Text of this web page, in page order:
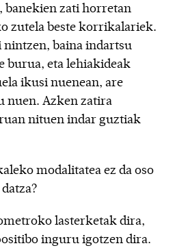
banekien zati horretan
zutela beste korrikalariek.
nintzen, baina indartsu
burua, eta lehiakideak
ikusi nuenean, are
nuen. Azken zatira
nituen indar guztiak
modalitatea ez da oso
lasterketak dira,
inguru igotzen dira.